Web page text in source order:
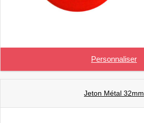
Personnaliser
Jeton Métal 32mm